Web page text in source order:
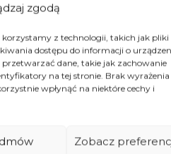
zgodą
z technologii, takich jak pliki
dostępu do informacji o
dane, takie jak zachowanie
na tej stronie. Brak wyrażenia
wpłynąć na niektóre cechy i
Zobacz